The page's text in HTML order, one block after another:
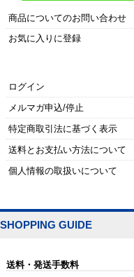
商品についてのお問い合わせ
お気に入りに登録
ログイン
メルマガ申込/停止
特定商取引法に基づく表示
送料とお支払い方法について
個人情報の取扱いについて
SHOPPING GUIDE
送料・発送手数料